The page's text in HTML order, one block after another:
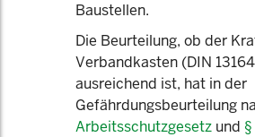
Baustellen.
Die Beurteilung, ob der
Verbandkasten (DIN
ausreichend ist, hat in der
Gefährdungsbeurteilung
Arbeitsschutzgesetz und